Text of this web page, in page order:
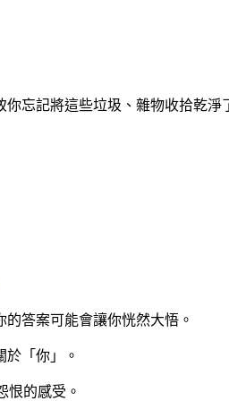
忘記將這些垃圾、雜物收拾乾淨
答案可能會讓你恍然大悟。
「你」。
恨的感受。